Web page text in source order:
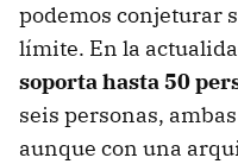
podemos conjeturar
límite. En la
soporta hasta 50
seis personas,
aunque con una